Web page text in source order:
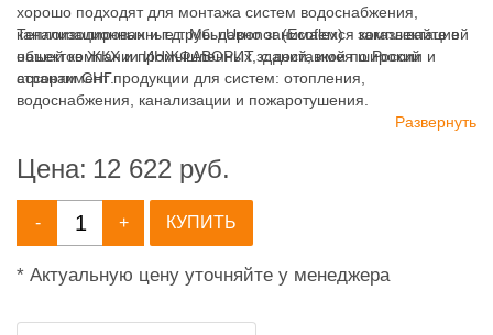
хорошо подходят для монтажа систем водоснабжения,
канализационных и т.д. Мы давно занимаемся комплектацией
объектов ЖКХ и промышленных зданий, имея широкий
ассортимент продукции для систем: отопления,
водоснабжения, канализации и пожаротушения.
Теплоизолированные трубы Uponor (Ecoflex) - заказывайте в
нашей компании ИНЖФАВОРИТ, с доставкой по России и
странам СНГ.
Развернуть
Цена: 12 622 руб.
- + КУПИТЬ
* Актуальную цену уточняйте у менеджера